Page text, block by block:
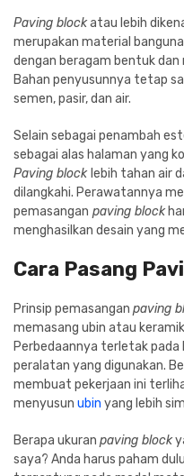
Paving blockatau lebih
merupakan material
dengan beragam bentuk
Bahan penyusunnya tetap
semen, pasir, dan air.
Selain sebagai penambah
sebagai alas halaman yang
Paving blocklebih tahan air
dilangkahi. Perawatannya
pemasangan paving block
menghasilkan desain yang
Cara Pasang
Prinsip pemasangan paving
memasang ubin atau
Perbedaannya terletak pada
peralatan yang digunakan.
membuat pekerjaan ini
menyusun ubin yang lebih
Berapa ukuran paving block
saya? Anda harus paham